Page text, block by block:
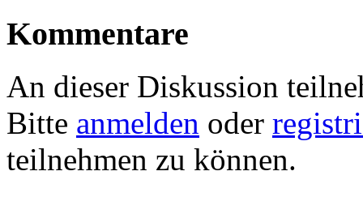
Kommentare
An dieser Diskussion
Bitte anmelden oder
teilnehmen zu können.